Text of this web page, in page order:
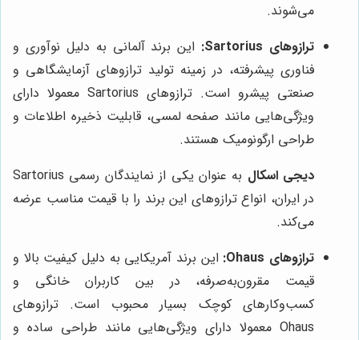
می‌شوند.
ترازوهای Sartorius:
این برند آلمانی به دلیل نوآوری و
فناوری پیشرفته، در زمینه تولید ترازوهای آزمایشگاهی و
صنعتی پیشرو است. ترازوهای Sartorius معمولا دارای
ویژگی‌هایی مانند صفحه لمسی، قابلیت ذخیره اطلاعات و
طراحی ارگونومیک هستند.
دیجی اسکال
به عنوان یکی از نمایندگان رسمی Sartorius
در ایران، انواع ترازوهای این برند را با قیمت مناسب عرضه
می‌کند.
ترازوهای Ohaus:
این برند آمریکایی به دلیل کیفیت بالا و
قیمت مقرون‌به‌صرفه، در بین کاربران خانگی و
کسب‌وکارهای کوچک بسیار محبوب است. ترازوهای
Ohaus معمولا دارای ویژگی‌هایی مانند طراحی ساده و